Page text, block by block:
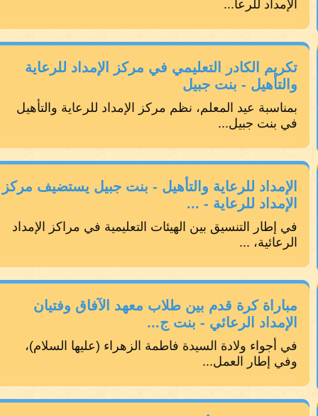
الإمداد للرعا...
تكريم الكادر التعليمي في مركز الإمداد للرعاية
والتأهيل - بنت جبيل
بمناسبة عيد المعلم، نظم مركز الإمداد للرعاية والتأهيل
في بنت جبيل...
الإمداد للرعاية والتأهيل - بنت جبيل يستضيف مركز
الإمداد للرعاية - ...
في إطار التنسيق بين الهيئات التعليمية في مراكز الإمداد
الرعائية، ...
مباراة كرة قدم بين طلاب معهد الآفاق وفتيان
الإمداد الرعائي - بنت ج...
في أجواء ولادة السيدة فاطمة الزهراء (عليها السلام)،
وفي إطار العمل...